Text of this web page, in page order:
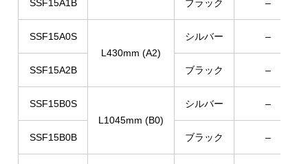
SSF15A1B ブラック –
SSF15A0S
L430mm (A2)
シルバー –
SSF15A2B ブラック –
SSF15B0S
L1045mm (B0)
シルバー –
SSF15B0B ブラック –